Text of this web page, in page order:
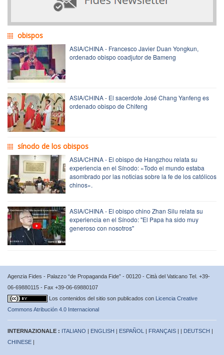
obispos
ASIA/CHINA - Francesco Javier Duan Yongkun,
ordenado obispo coadjutor de Bameng
ASIA/CHINA - El sacerdote José Chang Yanfeng es
ordenado obispo de Chifeng
sínodo de los obispos
ASIA/CHINA - El obispo de Hangzhou relata su
experiencia en el Sínodo: «Todo el mundo estaba
asombrado por las noticias sobre la fe de los católicos
chinos».
ASIA/CHINA - El obispo chino Zhan Silu relata su
experiencia en el Sínodo: "El Papa ha sido muy
generoso con nosotros"
Agenzia Fides - Palazzo “de Propaganda Fide” - 00120 - Città del Vaticano Tel. +39-
06-69880115 - Fax +39-06-69880107
Los contenidos del sitio son publicados con Licencia Creative
Commons Atribución 4.0 Internacional
INTERNAZIONALE : ITALIANO | ENGLISH | ESPAÑOL | FRANÇAIS | | DEUTSCH |
CHINESE |